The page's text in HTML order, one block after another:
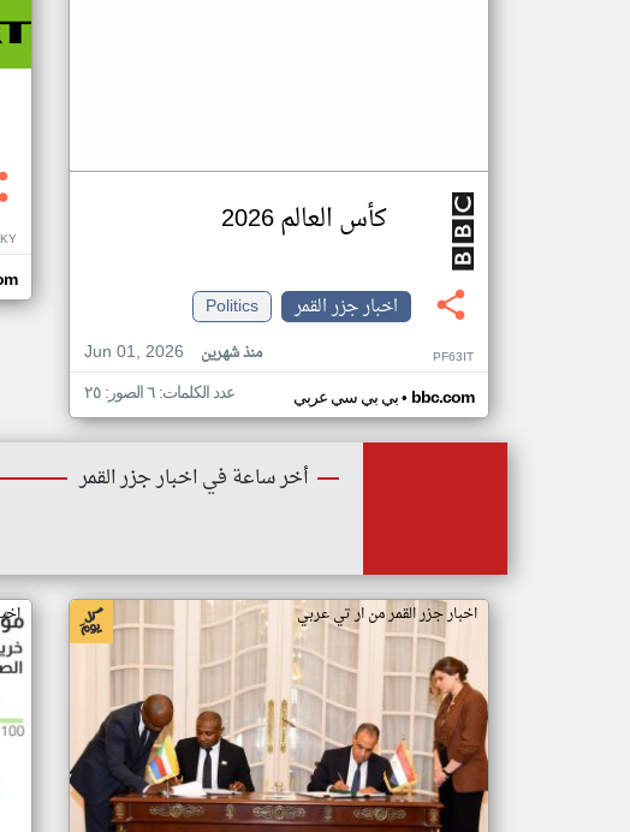
كأس العالم 2026
اخبار جزر القمر
Politics
Jun 01, 2026
منذ شهرين PF63IT
بي بي سي عربي• bbc.com عدد الكلمات: ٦ الصور: ٢٥
أخر ساعة في اخبار جزر القمر
اخبار جزر القمر من ار تي عربي